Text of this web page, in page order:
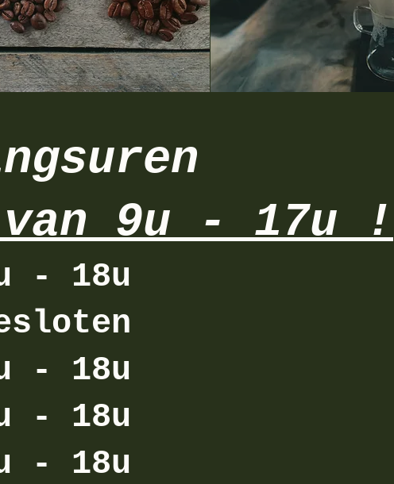
van 9u - 17u !
- 18u
- 18u
- 18u
- 18u